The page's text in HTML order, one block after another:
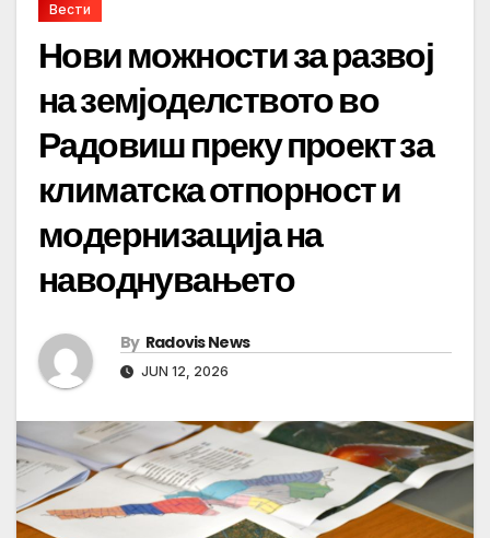
Вести
Нови можности за развој
на земјоделството во
Радовиш преку проект за
климатска отпорност и
модернизација на
наводнувањето
By Radovis News
JUN 12, 2026